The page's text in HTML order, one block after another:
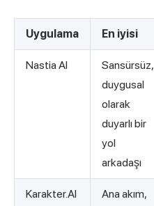
Uygulama En iyisi
Nastia AI
Sansürsüz,
duygusal
olarak
duyarlı bir
yol
arkadaşı
Karakter.AI
Ana akım,